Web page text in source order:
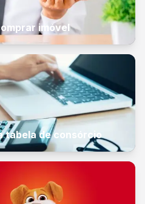
imóvel
tabela de consórcio